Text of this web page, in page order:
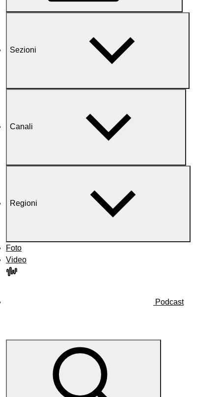
Sezioni
Canali
Regioni
Foto
Video
Podcast